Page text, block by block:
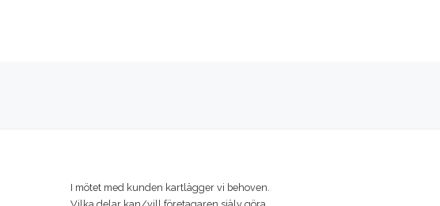
I mötet med kunden kartlägger vi behoven.